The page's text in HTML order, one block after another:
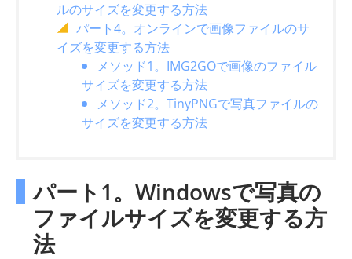
ルのサイズを変更する方法
パート4。オンラインで画像ファイルのサ
イズを変更する方法
メソッド1。IMG2GOで画像のファイル
サイズを変更する方法
メソッド2。TinyPNGで写真ファイルの
サイズを変更する方法
パート1。Windowsで写真の
ファイルサイズを変更する方
法